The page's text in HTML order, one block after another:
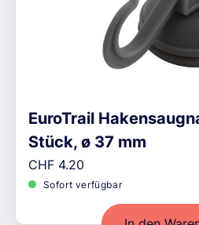
EuroTrail
Stück, ø 37 mm
Regulärer Preis:
CHF 4.20
Sofort verfügbar